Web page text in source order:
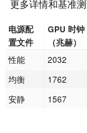
更多详情和基准
电源配
置文件
GPU 时钟
（兆赫）
性能 2032
均衡
1762
安静
1567